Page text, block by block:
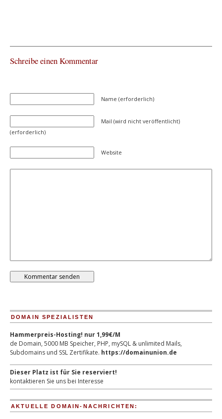
Schreibe einen Kommentar
Name (erforderlich)
Mail (wird nicht veröffentlicht)
(erforderlich)
Website
DOMAIN SPEZIALISTEN
Hammerpreis-Hosting! nur 1,99€/M
de Domain, 5000 MB Speicher, PHP, mySQL & unlimited Mails,
Subdomains und SSL Zertifikate. https://domainunion.de
Dieser Platz ist für Sie reserviert!
kontaktieren Sie uns bei Interesse
AKTUELLE DOMAIN-NACHRICHTEN: